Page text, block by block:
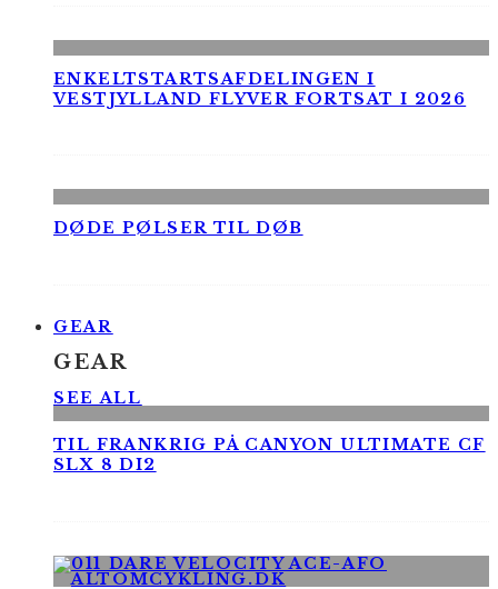
ENKELTSTARTSAFDELINGEN I
VESTJYLLAND FLYVER FORTSAT I 2026
DØDE PØLSER TIL DØB
GEAR
GEAR
SEE ALL
TIL FRANKRIG PÅ CANYON ULTIMATE CF
SLX 8 DI2